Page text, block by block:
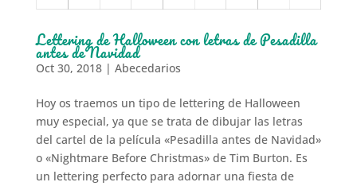
Lettering de Halloween con letras de Pesadilla
antes de Navidad
Oct 30, 2018| Abecedarios
Hoy os traemos un tipo de lettering de Halloween
muy especial, ya que se trata de dibujar las letras
del cartel de la película «Pesadilla antes de Navidad»
o «Nightmare Before Christmas» de Tim Burton. Es
un lettering perfecto para adornar una fiesta de